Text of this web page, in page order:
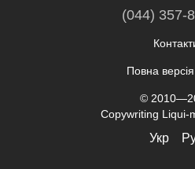
(044) 357-
Повна
©
Copywriting Liqui-
Укр